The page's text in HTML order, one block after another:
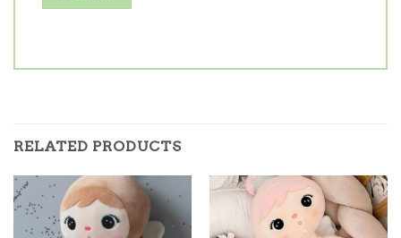
RELATED PRODUCTS